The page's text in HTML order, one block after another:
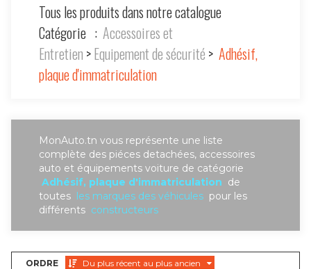
Tous les produits dans notre catalogue
Catégorie : Accessoires et
Entretien >Equipement de sécurité > Adhésif,
plaque d'immatriculation
MonAuto.tn vous représente une liste
complète des piéces detachées, accessoires
auto et équipements voiture de catégorie
Adhésif, plaque d'immatriculation de
toutes les marques des véhicules pour les
différents constructeurs
ORDRE
Du plus récent au plus ancien